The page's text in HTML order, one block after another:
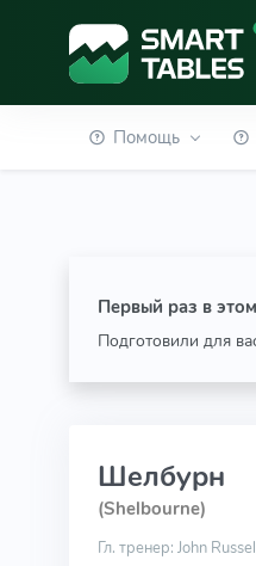
Помощь
Первый раз в
Подготовили для
Шелбурн
(Shelbourne)
Гл. тренер: John